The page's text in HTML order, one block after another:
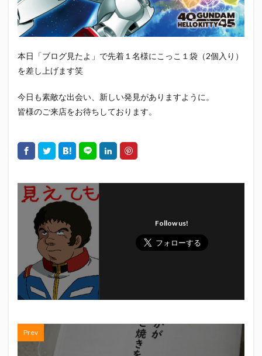
本日「ブログ見たよ」で先着１名様にこっこ１袋（2個入り）
を差し上げます笑
今日も素敵な出会い、新しい発見がありますように。
皆様のご来店をお待ちしております。
Follow us!
Prev